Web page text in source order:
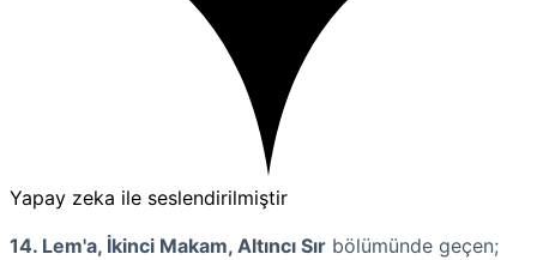
Yapay zeka ile seslendirilmiştir
14. Lem'a, İkinci Makam, Altıncı Sır bölümünde geçen;